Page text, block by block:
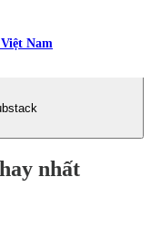
Nam
nhất